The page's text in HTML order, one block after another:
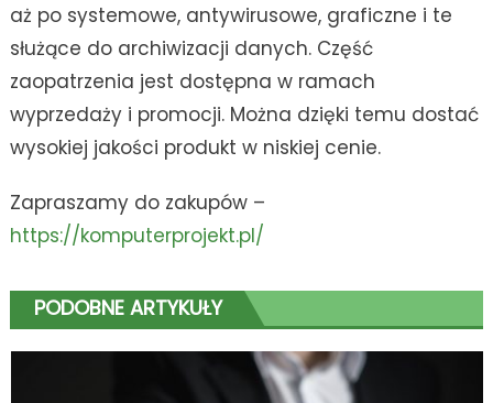
aż po systemowe, antywirusowe, graficzne i te
służące do archiwizacji danych. Część
zaopatrzenia jest dostępna w ramach
wyprzedaży i promocji. Można dzięki temu dostać
wysokiej jakości produkt w niskiej cenie.
Zapraszamy do zakupów –
https://komputerprojekt.pl/
PODOBNE ARTYKUŁY